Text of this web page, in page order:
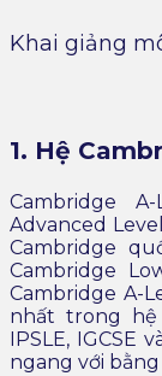
Khai giảng
1. Hệ
Cambridge
Advanced
Cambridge
Cambridge
Cambridge A-
nhất trong hệ
IPSLE, IGCSE
ngang với